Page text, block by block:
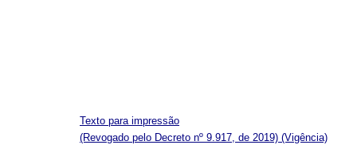
Texto para impressão
(Revogado pelo Decreto nº 9.917, de 2019) (Vigência)